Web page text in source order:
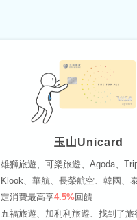
玉山Unicard
雄獅旅遊、可樂旅遊、Agoda、
Klook、華航、長榮航空、韓國、
定消費最高享4.5%回饋
五福旅遊、加利利旅遊、找到了旅